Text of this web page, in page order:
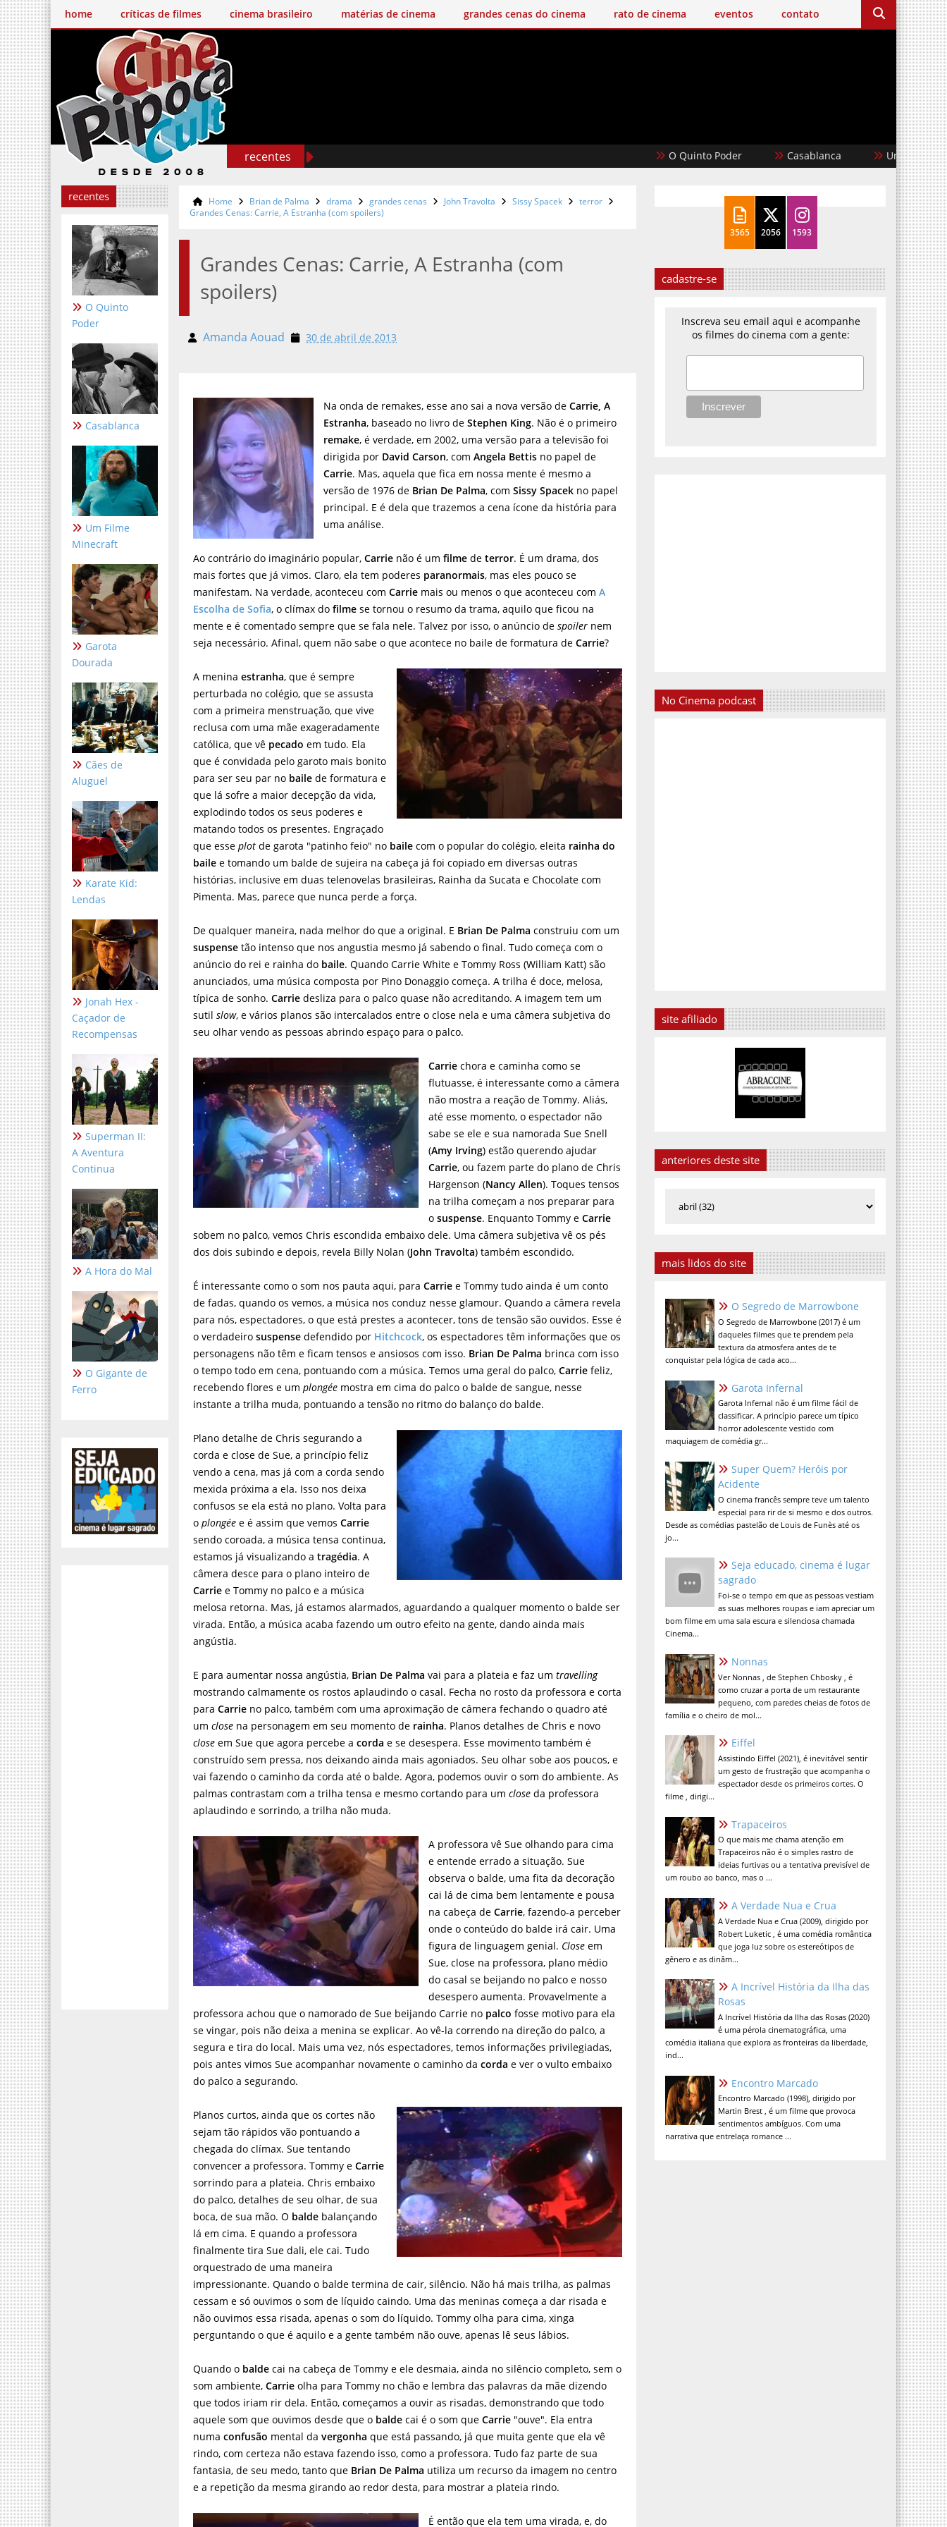
home críticas de filmes cinema brasileiro matérias de cinema grandes cenas do cinema rato de cinema eventos contato
recentes O Quinto Poder Casablanca Um Filme Minecraft
recentes
O Quinto
Poder
Casablanca
Um Filme
Minecraft
Garota
Dourada
Cães de
Aluguel
Karate Kid:
Lendas
Jonah Hex -
Caçador de
Recompensas
Superman II:
A Aventura
Continua
A Hora do Mal
O Gigante de
Ferro
Home Brian de Palma drama grandes cenas John Travolta Sissy Spacek
terror
Grandes Cenas: Carrie, A Estranha (com spoilers)
Grandes Cenas: Carrie, A Estranha (com
spoilers)
Amanda Aouad 30 de abril de 2013
Na onda de remakes, esse ano sai a nova versão deCarrie, A
Estranha , baseado no livro deStephen King . Não é o primeiro
remake , é verdade, em 2002, uma versão para a televisão foi
dirigida por David Carson , com Angela Bettis no papel de
Carrie . Mas, aquela que fica em nossa mente é mesmo a
versão de 1976 de Brian De Palma , comSissy Spacek no papel
principal. E é dela que trazemos a cena ícone da história para
uma análise.
Ao contrário do imaginário popular,Carrie não é umfilme deterror . É um drama, dos
mais fortes que já vimos. Claro, ela tem poderes paranormais , mas eles pouco se
manifestam. Na verdade, aconteceu comCarrie mais ou menos o que aconteceu com A
Escolha de Sofia , o clímax dofilme se tornou o resumo da trama, aquilo que ficou na
mente e é comentado sempre que se fala nele. Talvez por isso, o anúncio de spoiler nem
seja necessário. Afinal, quem não sabe o que acontece no baile de formatura deCarrie?
A meninaestranha , que é sempre
perturbada no colégio, que se assusta
com a primeira menstruação, que vive
reclusa com uma mãe exageradamente
católica, que vê pecado em tudo. Ela
que é convidada pelo garoto mais bonito
para ser seu par no baile de formatura e
que lá sofre a maior decepção da vida,
explodindo todos os seus poderes e
matando todos os presentes. Engraçado
que esse plot de garota "patinho feio" no baile com o popular do colégio, eleita rainha do
baile e tomando um balde de sujeira na cabeça já foi copiado em diversas outras
histórias, inclusive em duas telenovelas brasileiras, Rainha da Sucata e Chocolate com
Pimenta. Mas, parece que nunca perde a força.
De qualquer maneira, nada melhor do que a original. E Brian De Palma construiu com um
suspense tão intenso que nos angustia mesmo já sabendo o final. Tudo começa com o
anúncio do rei e rainha do baile . Quando Carrie White e Tommy Ross (William Katt) são
anunciados, uma música composta por Pino Donaggio começa. A trilha é doce, melosa,
típica de sonho.Carrie desliza para o palco quase não acreditando. A imagem tem um
sutil slow, e vários planos são intercalados entre o close nela e uma câmera subjetiva do
seu olhar vendo as pessoas abrindo espaço para o palco.
Carrie chora e caminha como se
flutuasse, é interessante como a câmera
não mostra a reação de Tommy. Aliás,
até esse momento, o espectador não
sabe se ele e sua namorada Sue Snell
(Amy Irving) estão querendo ajudar
Carrie , ou fazem parte do plano de Chris
Hargenson (Nancy Allen). Toques tensos
na trilha começam a nos preparar para
osuspense . Enquanto Tommy eCarrie
sobem no palco, vemos Chris escondida embaixo dele. Uma câmera subjetiva vê os pés
dos dois subindo e depois, revela Billy Nolan (John Travolta) também escondido.
É interessante como o som nos pauta aqui, paraCarrie e Tommy tudo ainda é um conto
de fadas, quando os vemos, a música nos conduz nesse glamour. Quando a câmera revela
para nós, espectadores, o que está prestes a acontecer, tons de tensão são ouvidos. Esse é
o verdadeirosuspense defendido por Hitchcock , os espectadores têm informações que os
personagens não têm e ficam tensos e ansiosos com isso. Brian De Palma brinca com isso
o tempo todo em cena, pontuando com a música. Temos uma geral do palco,Carrie feliz,
recebendo flores e um plongée mostra em cima do palco o balde de sangue, nesse
instante a trilha muda, pontuando a tensão no ritmo do balanço do balde.
Plano detalhe de Chris segurando a
corda e close de Sue, a princípio feliz
vendo a cena, mas já com a corda sendo
mexida próxima a ela. Isso nos deixa
confusos se ela está no plano. Volta para
o plongéee é assim que vemosCarrie
sendo coroada, a música tensa continua,
estamos já visualizando atragédia . A
câmera desce para o plano inteiro de
Carrie e Tommy no palco e a música
melosa retorna. Mas, já estamos alarmados, aguardando a qualquer momento o balde ser
virada. Então, a música acaba fazendo um outro efeito na gente, dando ainda mais
angústia.
E para aumentar nossa angústia, Brian De Palma vai para a plateia e faz umtravelling
mostrando calmamente os rostos aplaudindo o casal. Fecha no rosto da professora e corta
paraCarrie no palco, também com uma aproximação de câmera fechando o quadro até
umclose na personagem em seu momento de rainha . Planos detalhes de Chris e novo
close em Sue que agora percebe acorda e se desespera. Esse movimento também é
construído sem pressa, nos deixando ainda mais agoniados. Seu olhar sobe aos poucos, e
vai fazendo o caminho da corda até o balde. Agora, podemos ouvir o som do ambiente. As
palmas contrastam com a trilha tensa e mesmo cortando para umclose da professora
aplaudindo e sorrindo, a trilha não muda.
A professora vê Sue olhando para cima
e entende errado a situação. Sue
observa o balde, uma fita da decoração
cai lá de cima bem lentamente e pousa
na cabeça deCarrie , fazendo-a perceber
onde o conteúdo do balde irá cair. Uma
figura de linguagem genial. Close em
Sue, close na professora, plano médio
do casal se beijando no palco e nosso
desespero aumenta. Provavelmente a
professora achou que o namorado de Sue beijando Carrie no palco fosse motivo para ela
se vingar, pois não deixa a menina se explicar. Ao vê-la correndo na direção do palco, a
segura e tira do local. Mais uma vez, nós espectadores, temos informações privilegiadas,
pois antes vimos Sue acompanhar novamente o caminho dacorda e ver o vulto embaixo
do palco a segurando.
Planos curtos, ainda que os cortes não
sejam tão rápidos vão pontuando a
chegada do clímax. Sue tentando
convencer a professora. Tommy eCarrie
sorrindo para a plateia. Chris embaixo
do palco, detalhes de seu olhar, de sua
boca, de sua mão. O balde balançando
lá em cima. E quando a professora
finalmente tira Sue dali, ele cai. Tudo
orquestrado de uma maneira
impressionante. Quando o balde termina de cair, silêncio. Não há mais trilha, as palmas
cessam e só ouvimos o som de líquido caindo. Uma das meninas começa a dar risada e
não ouvimos essa risada, apenas o som do líquido. Tommy olha para cima, xinga
perguntando o que é aquilo e a gente também não ouve, apenas lê seus lábios.
Quando o balde cai na cabeça de Tommy e ele desmaia, ainda no silêncio completo, sem o
som ambiente,Carrie olha para Tommy no chão e lembra das palavras da mãe dizendo
que todos iriam rir dela. Então, começamos a ouvir as risadas, demonstrando que todo
aquele som que ouvimos desde que o balde cai é o som queCarrie "ouve". Ela entra
numaconfusão mental davergonha que está passando, já que muita gente que ela vê
rindo, com certeza não estava fazendo isso, como a professora. Tudo faz parte de sua
fantasia, de seu medo, tanto que Brian De Palma utiliza um recurso da imagem no centro
e a repetição da mesma girando ao redor desta, para mostrar a plateia rindo.
É então que ela tem uma virada, e, do
3565 2056 1593
cadastre-se
Inscreva seu email aqui e acompanhe
os filmes do cinema com a gente:
No Cinema podcast
site afiliado
anteriores deste site
mais lidos do site
O Segredo de Marrowbone
O Segredo de Marrowbone (2017) é um
daqueles filmes que te prendem pela
textura da atmosfera antes de te
conquistar pela lógica de cada aco...
Garota Infernal
Garota Infernal não é um filme fácil de
classificar. A princípio parece um típico
horror adolescente vestido com
maquiagem de comédia gr...
Super Quem? Heróis por
Acidente
O cinema francês sempre teve um talento
especial para rir de si mesmo e dos outros.
Desde as comédias pastelão de Louis de Funès até os
jo...
Seja educado, cinema é lugar
sagrado
Foi-se o tempo em que as pessoas vestiam
as suas melhores roupas e iam apreciar um
bom filme em uma sala escura e silenciosa chamada
Cinema...
Nonnas
Ver Nonnas , de Stephen Chbosky , é
como cruzar a porta de um restaurante
pequeno, com paredes cheias de fotos de
família e o cheiro de mol...
Eiffel
Assistindo Eiffel (2021), é inevitável sentir
um gesto de frustração que acompanha o
espectador desde os primeiros cortes. O
filme , dirigi...
Trapaceiros
O que mais me chama atenção em
Trapaceiros não é o simples rastro de
ideias furtivas ou a tentativa previsível de
um roubo ao banco, mas o ...
A Verdade Nua e Crua
A Verdade Nua e Crua (2009), dirigido por
Robert Luketic , é uma comédia romântica
que joga luz sobre os estereótipos de
gênero e as dinâm...
A Incrível História da Ilha das
Rosas
A Incrível História da Ilha das Rosas (2020)
é uma pérola cinematográfica, uma
comédia italiana que explora as fronteiras da liberdade,
ind...
Encontro Marcado
Encontro Marcado (1998), dirigido por
Martin Brest , é um filme que provoca
sentimentos ambíguos. Com uma
narrativa que entrelaça romance ...